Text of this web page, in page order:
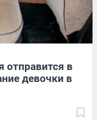
отправится в
девочки в